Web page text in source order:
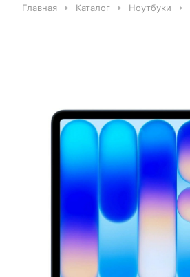
Главная Каталог Ноутбуки